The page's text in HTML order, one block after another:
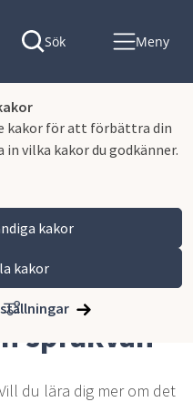
kakor för att förbättra din
vilka kakor du godkänner.
kakor
kakor
Sök Meny
Nyanlända Språkvän
språkvän
du lära dig mer om det